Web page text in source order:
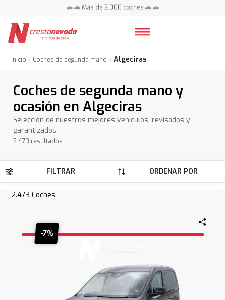
📍 Centros en toda España ⭐
📍 Centros en toda España ⭐
Inicio Coches de segunda mano Algeciras
Coches de segunda mano y
ocasión en Algeciras
Selección de nuestros mejores vehículos, revisados y
garantizados.
2.473 resultados
FILTRAR ORDENAR POR
2.473 Coches
-7%